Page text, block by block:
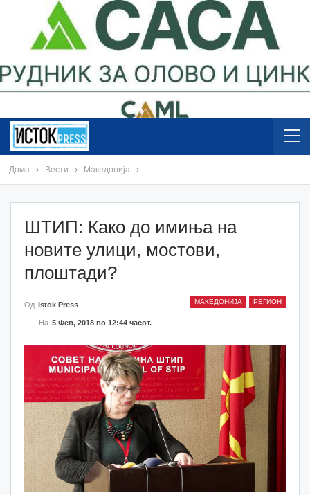
Дома Вести Македонија
ШТИП: Како до имиња на
новите улици, мостови,
плоштади?
МАКЕДОНИЈА РЕГИОН
Од Istok Press
На 5 Фев, 2018 во 12:44 часот.